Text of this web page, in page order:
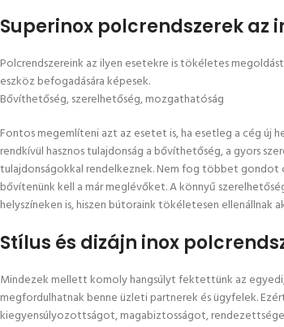
Superinox polcrendszerek az
Polcrendszereink az ilyen esetekre is tökéletes
eszköz befogadására képesek.
Bővíthetőség, szerelhetőség, mozgathatóság
Fontos megemlíteni azt az esetet is, ha esetleg a cég új
rendkívül hasznos tulajdonság a bővíthetőség, a gyors
tulajdonságokkal rendelkeznek. Nem fog többet gondot
bővítenünk kell a már meglévőket. A könnyű
helyszíneken is, hiszen bútoraink tökéletesen ellenállnak
Stílus és dizájn inox
Mindezek mellett komoly hangsúlyt fektettünk az
megfordulhatnak benne üzleti partnerek és ügyfelek.
kiegyensúlyozottságot, magabiztosságot,